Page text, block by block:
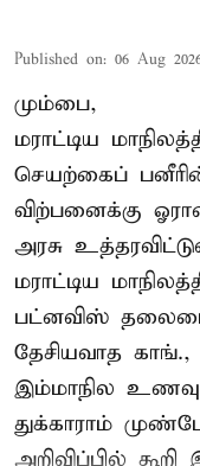
Published on: 06 Aug
மும்பை,
மராட்டிய
செயற்கைப்
விற்பனைக்கு
அரசு
மராட்டிய
பட்னவிஸ்
தேசியவாத காங்.,
இம்மாநில உணவு
துக்காராம்
அறிவிப்பில் கூறி